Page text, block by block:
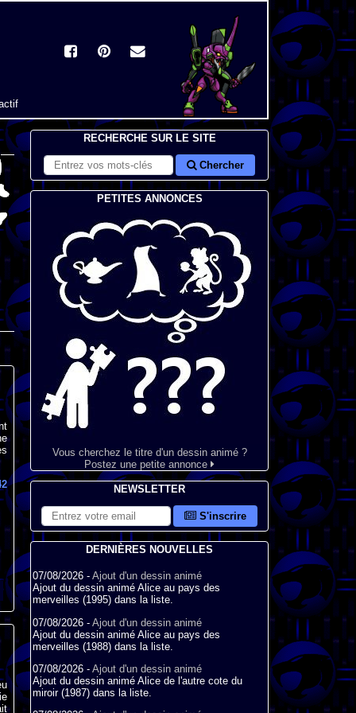
RECHERCHE SUR LE SITE
Chercher
PETITES ANNONCES
Vous cherchez le titre d'un dessin animé ?
Postez une petite annonce
NEWSLETTER
S'inscrire
DERNIÈRES NOUVELLES
07/08/2026 - Ajout d'un dessin animé
Ajout du dessin animé Alice au pays des
merveilles (1995) dans la liste.
07/08/2026 - Ajout d'un dessin animé
Ajout du dessin animé Alice au pays des
merveilles (1988) dans la liste.
07/08/2026 - Ajout d'un dessin animé
Ajout du dessin animé Alice de l'autre cote du
miroir (1987) dans la liste.